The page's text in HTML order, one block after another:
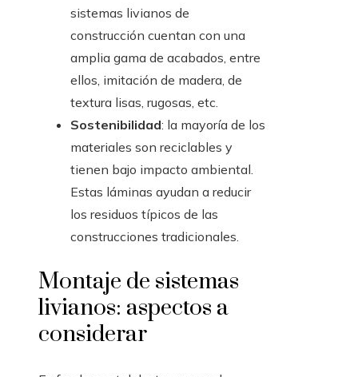
sistemas livianos de
construcción cuentan con una
amplia gama de acabados, entre
ellos, imitación de madera, de
textura lisas, rugosas, etc.
Sostenibilidad: la mayoría de los
materiales son reciclables y
tienen bajo impacto ambiental.
Estas láminas ayudan a reducir
los residuos típicos de las
construcciones tradicionales.
Montaje de sistemas
livianos: aspectos a
considerar